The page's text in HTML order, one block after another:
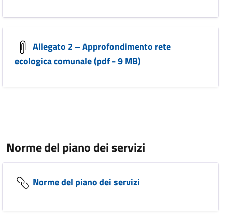
Allegato 2 – Approfondimento rete
ecologica comunale (pdf - 9 MB)
Norme del piano dei servizi
Norme del piano dei servizi